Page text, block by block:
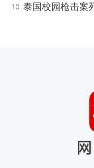
10 泰国校园枪击案